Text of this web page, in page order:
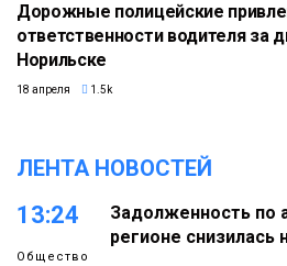
Дорожные полицейские
ответственности водителя за
Норильске
18 апреля 1.5k
ЛЕНТА НОВОСТЕЙ
13:24
Общество
Задолженность по
регионе снизилась